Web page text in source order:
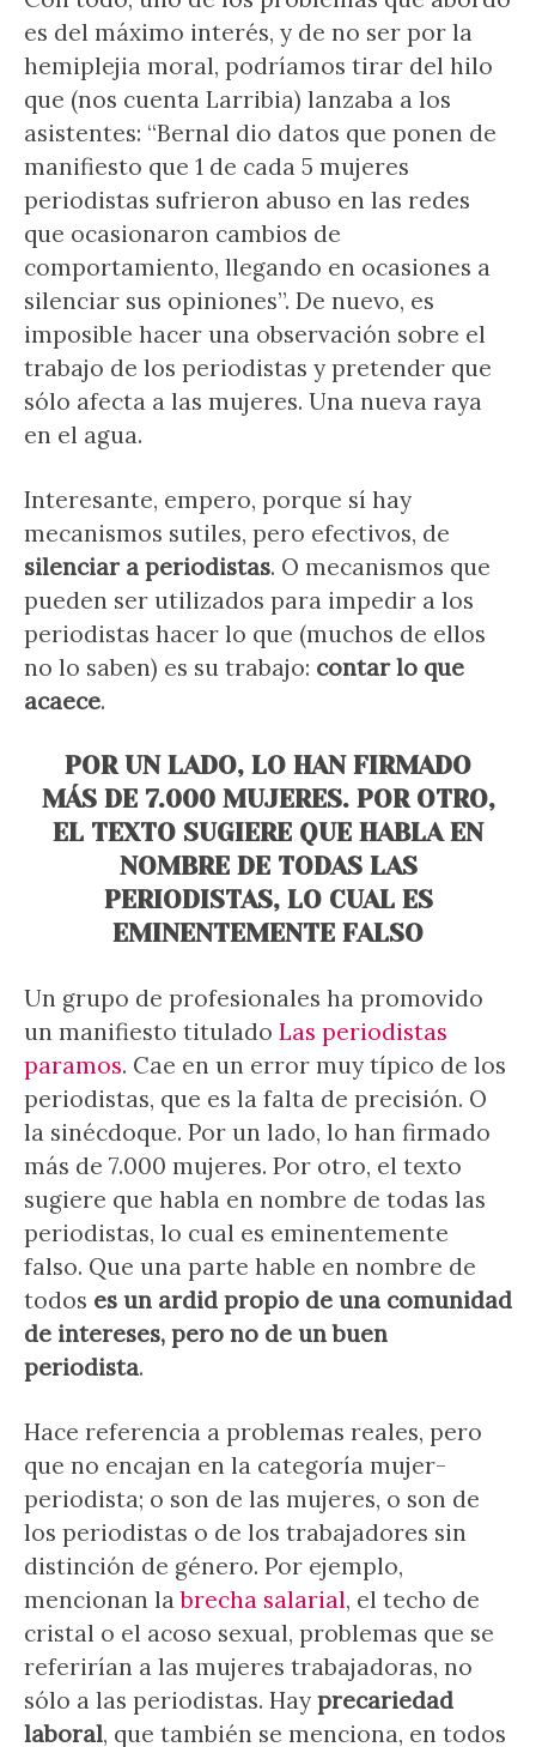
es del máximo interés, y de no ser por la
hemiplejia moral, podríamos tirar del hilo
que (nos cuenta Larribia) lanzaba a los
asistentes: “Bernal dio datos que ponen de
manifiesto que 1 de cada 5 mujeres
periodistas sufrieron abuso en las redes
que ocasionaron cambios de
comportamiento, llegando en ocasiones a
silenciar sus opiniones”. De nuevo, es
imposible hacer una observación sobre el
trabajo de los periodistas y pretender que
sólo afecta a las mujeres. Una nueva raya
en el agua.
Interesante, empero, porque sí hay
mecanismos sutiles, pero efectivos, de
silenciar a periodistas. O mecanismos que
pueden ser utilizados para impedir a los
periodistas hacer lo que (muchos de ellos
no lo saben) es su trabajo: contar lo que
acaece.
POR UN LADO, LO HAN FIRMADO
MÁS DE 7.000 MUJERES. POR OTRO,
EL TEXTO SUGIERE QUE HABLA EN
NOMBRE DE TODAS LAS
PERIODISTAS, LO CUAL ES
EMINENTEMENTE FALSO
Un grupo de profesionales ha promovido
un manifiesto titulado Las periodistas
paramos. Cae en un error muy típico de los
periodistas, que es la falta de precisión. O
la sinécdoque. Por un lado, lo han firmado
más de 7.000 mujeres. Por otro, el texto
sugiere que habla en nombre de todas las
periodistas, lo cual es eminentemente
falso. Que una parte hable en nombre de
todos es un ardid propio de una comunidad
de intereses, pero no de un buen
periodista.
Hace referencia a problemas reales, pero
que no encajan en la categoría mujer-
periodista; o son de las mujeres, o son de
los periodistas o de los trabajadores sin
distinción de género. Por ejemplo,
mencionan labrecha salarial, el techo de
cristal o el acoso sexual, problemas que se
referirían a las mujeres trabajadoras, no
sólo a las periodistas. Hay precariedad
laboral, que también se menciona, en todos